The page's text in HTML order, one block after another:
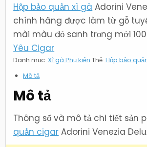
Hộp bảo quản xì gà Adorini
chính hãng được làm từ gỗ
mài màu đỏ sanh trọng mới
Yêu Cigar
Danh mục:Xì gà Phụ kiện Thẻ:Hộp bảo
Mô tả
Mô tả
Thông số và mô tả chi tiết sản
quản cigar Adorini Venezia